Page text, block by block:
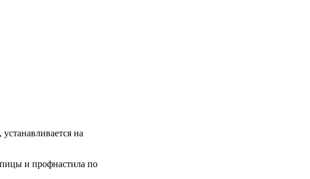
на
и профнастила по